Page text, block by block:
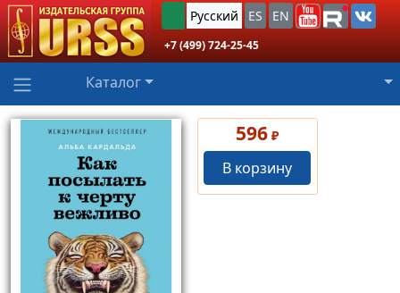
Русский ES EN
+7 (499) 724-25-45
Каталог
596 ₽
В корзину